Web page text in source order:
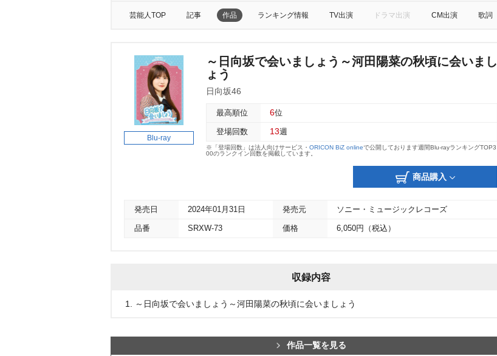
芸能人TOP 記事 作品 ランキング情報 TV出演 ドラマ出演 CM出演 歌詞
Blu-ray
～日向坂で会いましょう～河田陽菜の秋頃に会いまし
ょう
日向坂46
最高順位 6位
登場回数 13週
※「登場回数」は法人向けサービス・ ORICON BiZ onlineで公開しております週間Blu-rayランキングTOP3
00のランクイン回数を掲載しています。
商品購入
発売日 2024年01月31日 発売元 ソニー・ミュージックレコーズ
品番 SRXW-73 価格 6,050円（税込）
収録内容
1. ～日向坂で会いましょう～河田陽菜の秋頃に会いましょう
作品一覧を見る